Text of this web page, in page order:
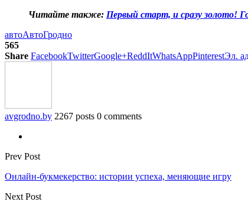
Читайте также: Первый старт, и сразу золото!
автоАвтоГродно
565
Share FacebookTwitterGoogle+ReddItWhatsAppPinterestЭл.
avgrodno.by 2267 posts 0 comments
Prev Post
Онлайн-букмекерство: истории успеха, меняющие игру
Next Post